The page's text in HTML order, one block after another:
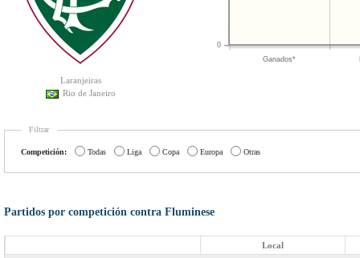
Laranjeiras
Rio de Janeiro
Ganados*
0
Filtrar
Competición: Todas Liga Copa Europa Otras
Partidos por competición contra Fluminese
Local